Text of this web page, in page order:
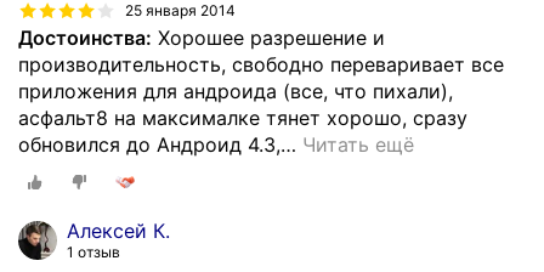
25 января 2014
Достоинства: Хорошее разрешение и
производительность, свободно переваривает все
приложения для андроида (все, что пихали),
асфальт8 на максималке тянет хорошо, сразу
обновился до Андроид 4.3,… Читать ещё
Алексей К.
1 отзыв